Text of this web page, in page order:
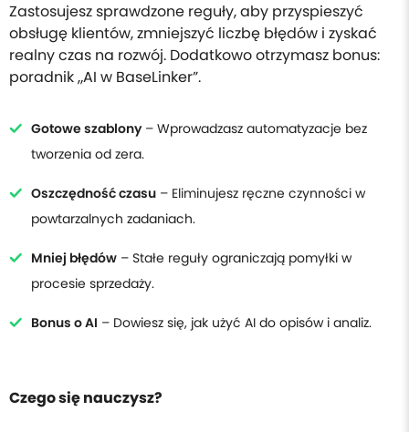
Zastosujesz sprawdzone reguły, aby przyspieszyć
obsługę klientów, zmniejszyć liczbę błędów i zyskać
realny czas na rozwój. Dodatkowo otrzymasz bonus:
poradnik „AI w BaseLinker”.
Gotowe szablony– Wprowadzasz automatyzacje bez
tworzenia od zera.
Oszczędność czasu – Eliminujesz ręczne czynności w
powtarzalnych zadaniach.
Mniej błędów – Stałe reguły ograniczają pomyłki w
procesie sprzedaży.
Bonus o AI – Dowiesz się, jak użyć AI do opisów i analiz.
Czego się nauczysz?